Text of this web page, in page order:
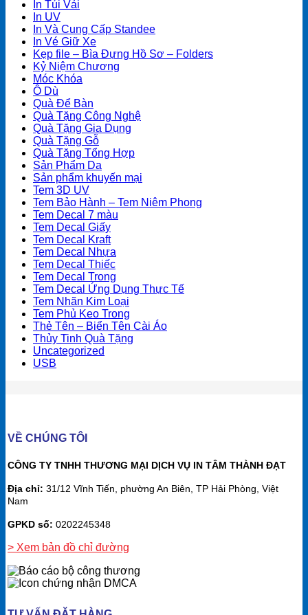
In Túi Vải
In UV
In Và Cung Cấp Standee
In Vé Giữ Xe
Kẹp file – Bìa Đựng Hồ Sơ – Folders
Kỷ Niệm Chương
Móc Khóa
Ô Dù
Quà Để Bàn
Quà Tặng Công Nghệ
Quà Tặng Gia Dụng
Quà Tặng Gỗ
Quà Tặng Tổng Hợp
Sản Phẩm Da
Sản phẩm khuyến mại
Tem 3D UV
Tem Bảo Hành – Tem Niêm Phong
Tem Decal 7 màu
Tem Decal Giấy
Tem Decal Kraft
Tem Decal Nhựa
Tem Decal Thiếc
Tem Decal Trong
Tem Decal Ứng Dụng Thực Tế
Tem Nhãn Kim Loại
Tem Phủ Keo Trong
Thẻ Tên – Biển Tên Cài Áo
Thủy Tinh Quà Tặng
Uncategorized
USB
VỀ CHÚNG TÔI
CÔNG TY TNHH THƯƠNG MẠI DỊCH VỤ IN TÂM THÀNH ĐẠT
Địa chỉ: 31/12 Vĩnh Tiến, phường An Biên, TP Hải Phòng, Việt
Nam
GPKD số: 0202245348
> Xem bản đồ chỉ đường